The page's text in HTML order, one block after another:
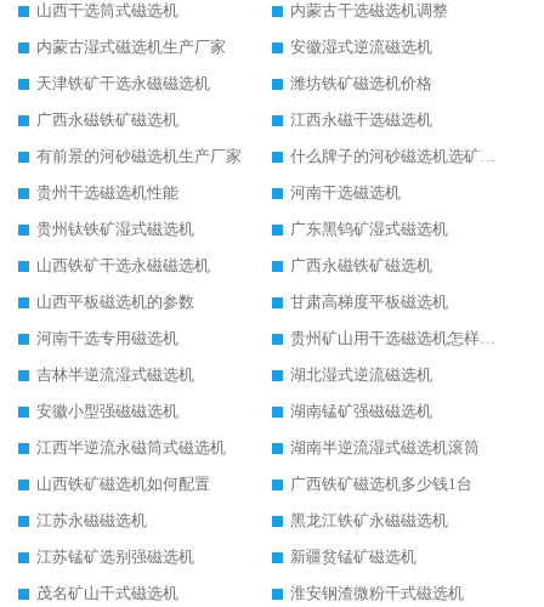
山西干选筒式磁选机
内蒙古干选磁选机调整
内蒙古湿式磁选机生产厂家
安徽湿式逆流磁选机
天津铁矿干选永磁磁选机
潍坊铁矿磁选机价格
广西永磁铁矿磁选机
江西永磁干选磁选机
有前景的河砂磁选机生产厂家
什么牌子的河砂磁选机选矿效果好
贵州干选磁选机性能
河南干选磁选机
贵州钛铁矿湿式磁选机
广东黑钨矿湿式磁选机
山西铁矿干选永磁磁选机
广西永磁铁矿磁选机
山西平板磁选机的参数
甘肃高梯度平板磁选机
河南干选专用磁选机
贵州矿山用干选磁选机怎样调磁
吉林半逆流湿式磁选机
湖北湿式逆流磁选机
安徽小型强磁磁选机
湖南锰矿强磁磁选机
江西半逆流永磁筒式磁选机
湖南半逆流湿式磁选机滚筒
山西铁矿磁选机如何配置
广西铁矿磁选机多少钱1台
江苏永磁磁选机
黑龙江铁矿永磁磁选机
江苏锰矿选别强磁选机
新疆贫锰矿磁选机
茂名矿山干式磁选机
淮安钢渣微粉干式磁选机